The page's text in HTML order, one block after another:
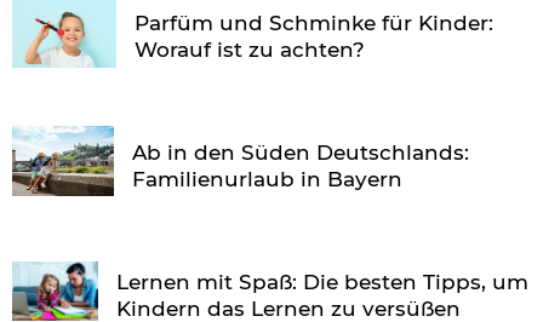
Parfüm und Schminke für Kinder:
Worauf ist zu achten?
Ab in den Süden Deutschlands:
Familienurlaub in Bayern
Lernen mit Spaß: Die besten Tipps, um
Kindern das Lernen zu versüßen